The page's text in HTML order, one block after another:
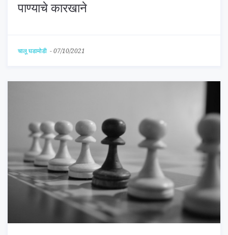
पाण्याचे कारखाने
चालू घडामोडी - 07/10/2021